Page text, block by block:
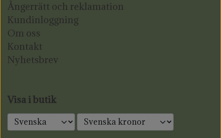
Ångerrätt och reklamation
Kundinloggning
Om oss
Kontakt
Nyhetsbrev
Visa i butik